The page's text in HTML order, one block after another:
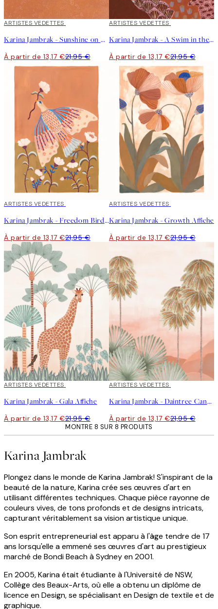
40%*
ARTISTES VEDETTES
Karina Jambrak - Sunshine on My Face Affiche
À partir de 13,17 €21,95 €
40%*
ARTISTES VEDETTES
Karina Jambrak - A Swim in the Ocean Affiche
À partir de 13,17 €21,95 €
40%*
ARTISTES VEDETTES
Karina Jambrak - Freedom Bird Affiche
À partir de 13,17 €21,95 €
40%*
ARTISTES VEDETTES
Karina Jambrak - Growth Affiche
À partir de 13,17 €21,95 €
40%*
ARTISTES VEDETTES
Karina Jambrak - Gala Affiche
À partir de 13,17 €21,95 €
40%*
ARTISTES VEDETTES
Karina Jambrak - Daintree Canopy Affiche
À partir de 13,17 €21,95 €
MONTRE 8 SUR 8 PRODUITS
Karina Jambrak
Plongez dans le monde de Karina Jambrak! S'inspirant de la
beauté de la nature, Karina crée ses œuvres d'art en
utilisant différentes techniques. Chaque pièce rayonne de
couleurs vives, de tons profonds et de designs intricats,
capturant véritablement sa vision artistique unique.
Son esprit entrepreneurial est apparu à l'âge tendre de 17
ans lorsqu'elle a emmené ses œuvres d'art au prestigieux
marché de Bondi Beach à Sydney en 2001.
En 2005, Karina était étudiante à l'Université de NSW,
Collège des Beaux-Arts, où elle a obtenu un diplôme de
licence en Design, se spécialisant en Design de textile et de
graphique.